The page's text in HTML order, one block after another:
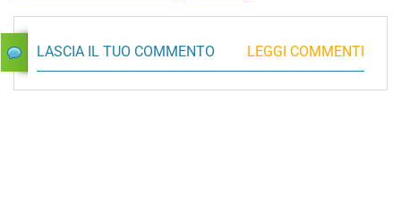
LASCIA IL TUO COMMENTO LEGGI COMMENTI